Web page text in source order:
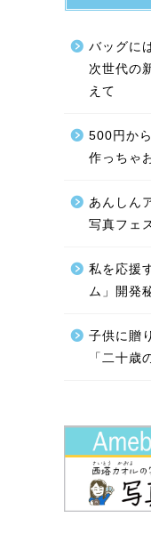
バッグに
次世代の
えて
500円か
作っちゃ
あんしん
写真フェ
私を応援
ム」開発
子供に贈
「二十歳